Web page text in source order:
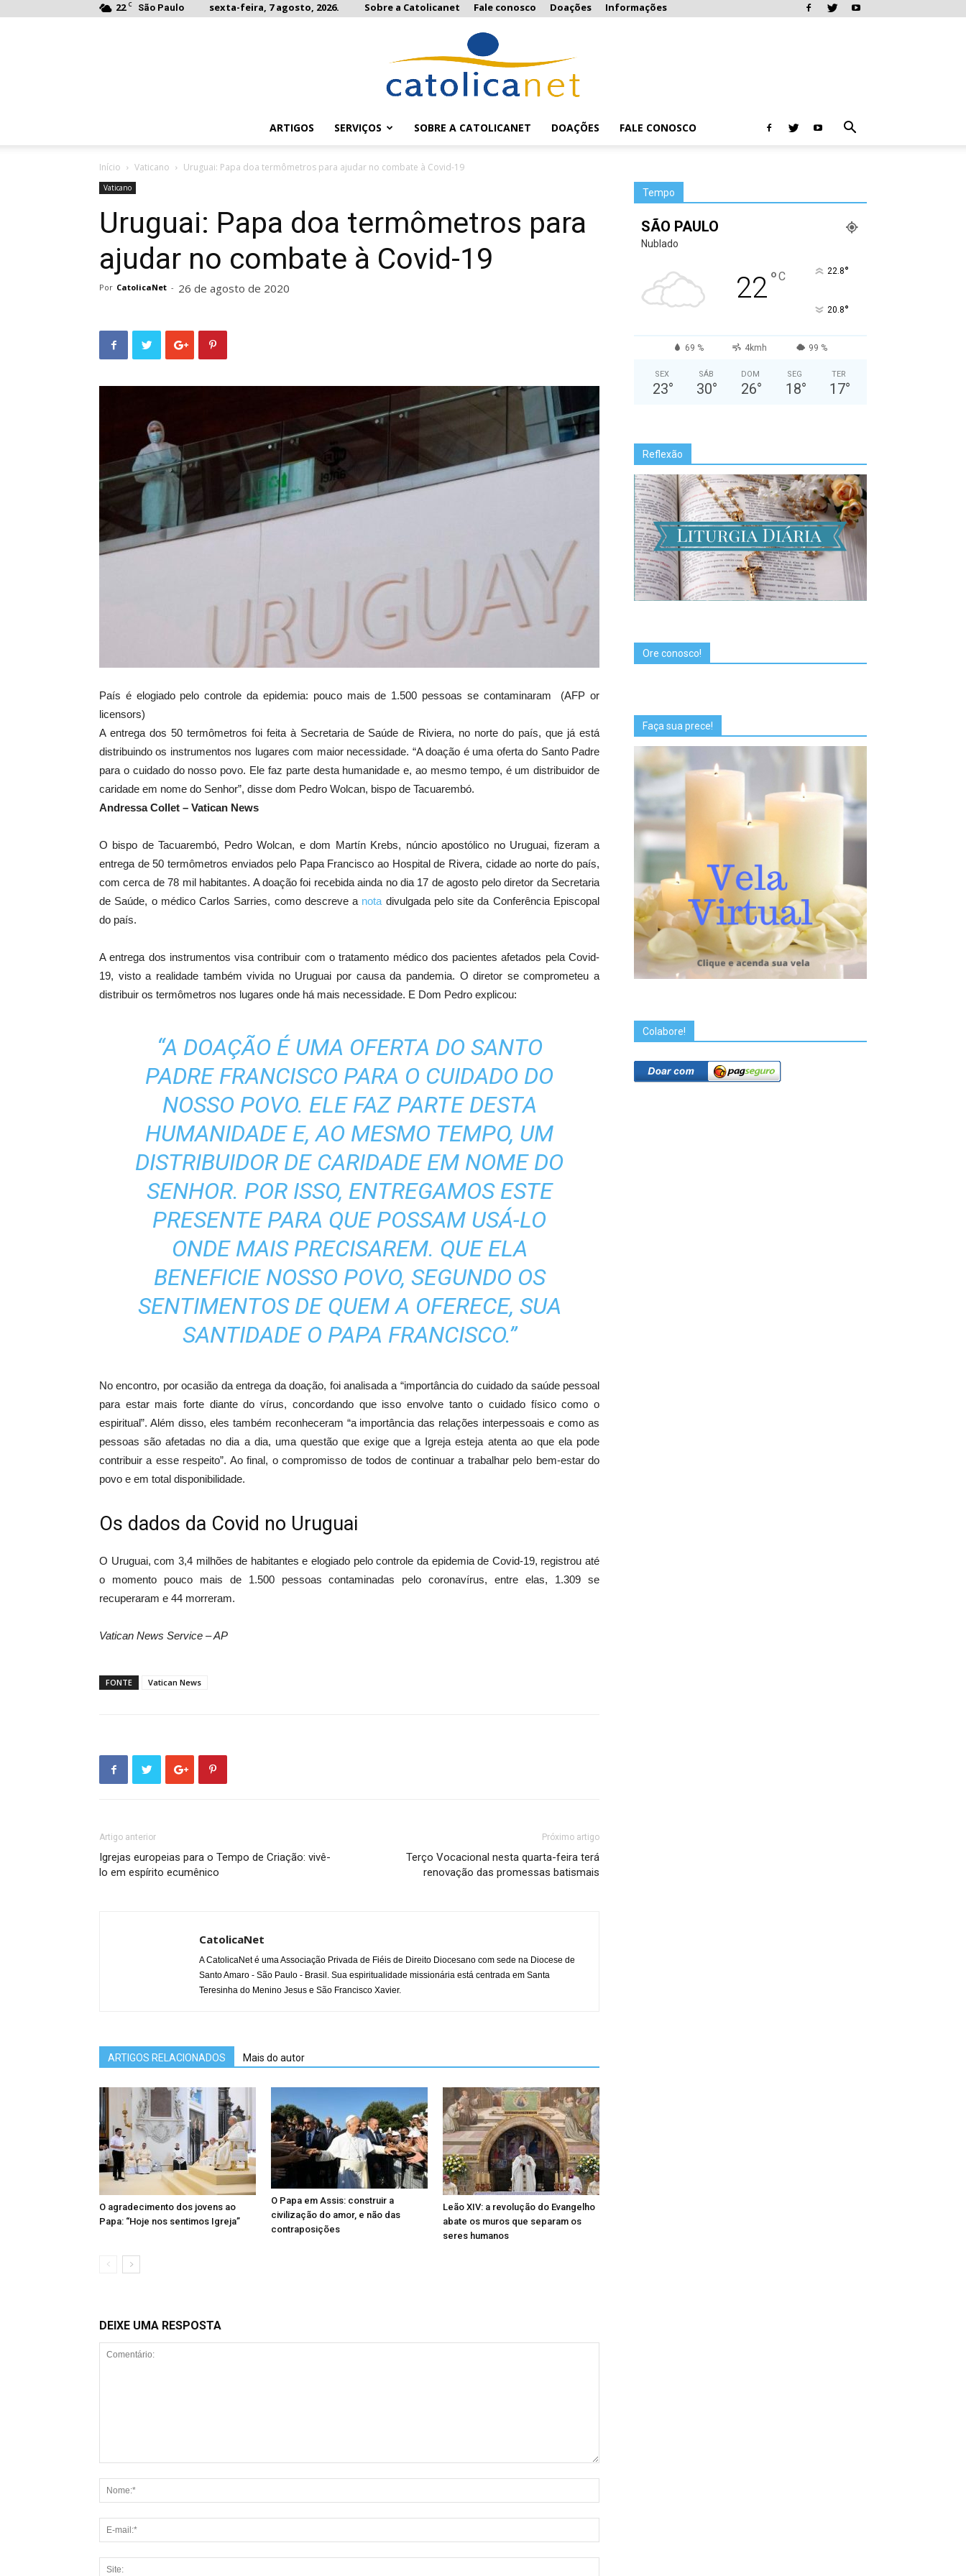
22 C São Paulo sexta-feira, 7 agosto, 2026. Sobre a Catolicanet Fale conosco Doações Informações
ARTIGOS SERVIÇOS SOBRE A CATOLICANET DOAÇÕES FALE CONOSCO
Início Vaticano Uruguai: Papa doa termômetros para ajudar no combate à Covid-19
Vaticano
Uruguai: Papa doa termômetros para
ajudar no combate à Covid-19
Por CatolicaNet - 26 de agosto de 2020
País é elogiado pelo controle da epidemia: pouco mais de 1.500 pessoas se contaminaram (AFP or
licensors)
A entrega dos 50 termômetros foi feita à Secretaria de Saúde de Riviera, no norte do país, que já está
distribuindo os instrumentos nos lugares com maior necessidade. “A doação é uma oferta do Santo Padre
para o cuidado do nosso povo. Ele faz parte desta humanidade e, ao mesmo tempo, é um distribuidor de
caridade em nome do Senhor”, disse dom Pedro Wolcan, bispo de Tacuarembó.
Andressa Collet – Vatican News
O bispo de Tacuarembó, Pedro Wolcan, e dom Martín Krebs, núncio apostólico no Uruguai, fizeram a
entrega de 50 termômetros enviados pelo Papa Francisco ao Hospital de Rivera, cidade ao norte do país,
com cerca de 78 mil habitantes. A doação foi recebida ainda no dia 17 de agosto pelo diretor da Secretaria
de Saúde, o médico Carlos Sarries, como descreve a nota divulgada pelo site da Conferência Episcopal
do país.
A entrega dos instrumentos visa contribuir com o tratamento médico dos pacientes afetados pela Covid-
19, visto a realidade também vivida no Uruguai por causa da pandemia. O diretor se comprometeu a
distribuir os termômetros nos lugares onde há mais necessidade. E Dom Pedro explicou:
“A DOAÇÃO É UMA OFERTA DO SANTO
PADRE FRANCISCO PARA O CUIDADO DO
NOSSO POVO. ELE FAZ PARTE DESTA
HUMANIDADE E, AO MESMO TEMPO, UM
DISTRIBUIDOR DE CARIDADE EM NOME DO
SENHOR. POR ISSO, ENTREGAMOS ESTE
PRESENTE PARA QUE POSSAM USÁ-LO
ONDE MAIS PRECISAREM. QUE ELA
BENEFICIE NOSSO POVO, SEGUNDO OS
SENTIMENTOS DE QUEM A OFERECE, SUA
SANTIDADE O PAPA FRANCISCO.”
No encontro, por ocasião da entrega da doação, foi analisada a “importância do cuidado da saúde pessoal
para estar mais forte diante do vírus, concordando que isso envolve tanto o cuidado físico como o
espiritual”. Além disso, eles também reconheceram “a importância das relações interpessoais e como as
pessoas são afetadas no dia a dia, uma questão que exige que a Igreja esteja atenta ao que ela pode
contribuir a esse respeito”. Ao final, o compromisso de todos de continuar a trabalhar pelo bem-estar do
povo e em total disponibilidade.
Os dados da Covid no Uruguai
O Uruguai, com 3,4 milhões de habitantes e elogiado pelo controle da epidemia de Covid-19, registrou até
o momento pouco mais de 1.500 pessoas contaminadas pelo coronavírus, entre elas, 1.309 se
recuperaram e 44 morreram.
Vatican News Service – AP
FONTE Vatican News
Artigo anterior
Igrejas europeias para o Tempo de Criação: vivê-
lo em espírito ecumênico
Próximo artigo
Terço Vocacional nesta quarta-feira terá
renovação das promessas batismais
CatolicaNet
A CatolicaNet é uma Associação Privada de Fiéis de Direito Diocesano com sede na Diocese de
Santo Amaro - São Paulo - Brasil. Sua espiritualidade missionária está centrada em Santa
Teresinha do Menino Jesus e São Francisco Xavier.
ARTIGOS RELACIONADOS Mais do autor
O agradecimento dos jovens ao
Papa: “Hoje nos sentimos Igreja”
O Papa em Assis: construir a
civilização do amor, e não das
contraposições
Leão XIV: a revolução do Evangelho
abate os muros que separam os
seres humanos
DEIXE UMA RESPOSTA
Tempo
SÃO PAULO
Nublado
22°C 22.8°
20.8°
69 % 4kmh 99 %
SEX
23°
SÁB
30°
DOM
26°
SEG
18°
TER
17°
Reflexão
Ore conosco!
Faça sua prece!
Colabore!